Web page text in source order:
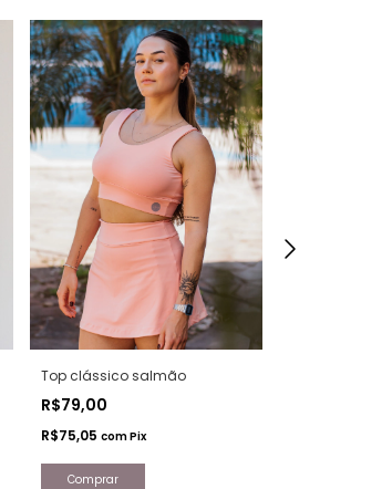
Top clássico salmão
R$79,00
R$75,05 comPix
Comprar